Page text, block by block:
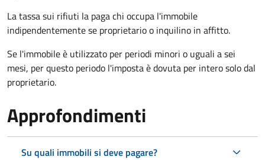
La tassa sui rifiuti la paga chi occupa l'immobile
indipendentemente se proprietario o inquilino in affitto.
Se l'immobile è utilizzato per periodi minori o uguali a sei
mesi, per questo periodo l'imposta è dovuta per intero solo dal
proprietario.
Approfondimenti
Su quali immobili si deve pagare?